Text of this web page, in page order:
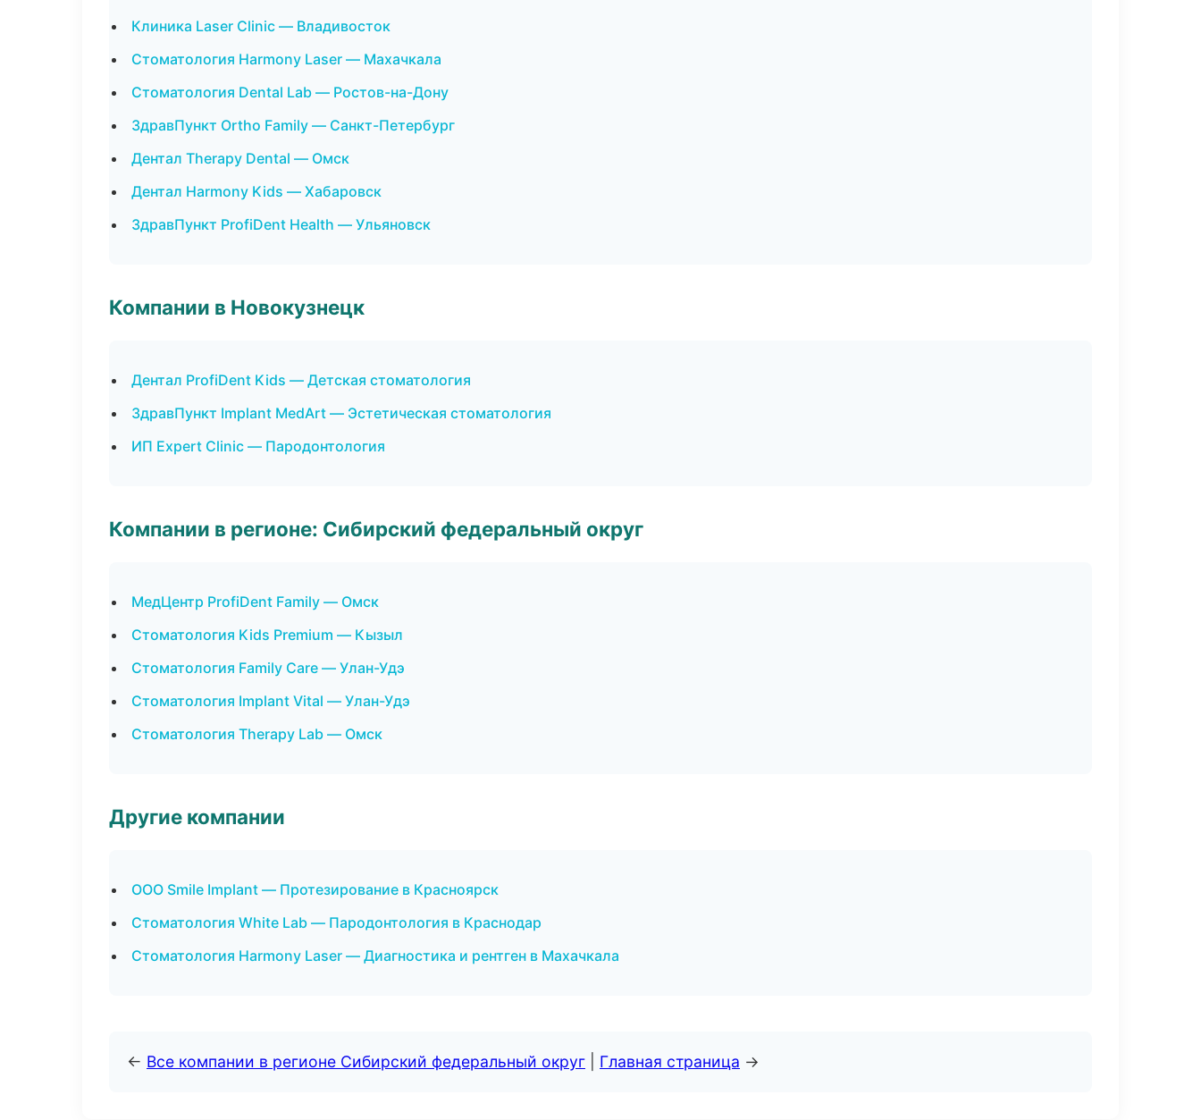
Клиника Laser Clinic — Владивосток
Стоматология Harmony Laser — Махачкала
Стоматология Dental Lab — Ростов-на-Дону
ЗдравПункт Ortho Family — Санкт-Петербург
Дентал Therapy Dental — Омск
Дентал Harmony Kids — Хабаровск
ЗдравПункт ProfiDent Health — Ульяновск
Компании в Новокузнецк
Дентал ProfiDent Kids — Детская стоматология
ЗдравПункт Implant MedArt — Эстетическая стоматология
ИП Expert Clinic — Пародонтология
Компании в регионе: Сибирский федеральный округ
МедЦентр ProfiDent Family — Омск
Стоматология Kids Premium — Кызыл
Стоматология Family Care — Улан-Удэ
Стоматология Implant Vital — Улан-Удэ
Стоматология Therapy Lab — Омск
Другие компании
ООО Smile Implant — Протезирование в Красноярск
Стоматология White Lab — Пародонтология в Краснодар
Стоматология Harmony Laser — Диагностика и рентген в Махачкала
← Все компании в регионе Сибирский федеральный округ Главная страница →